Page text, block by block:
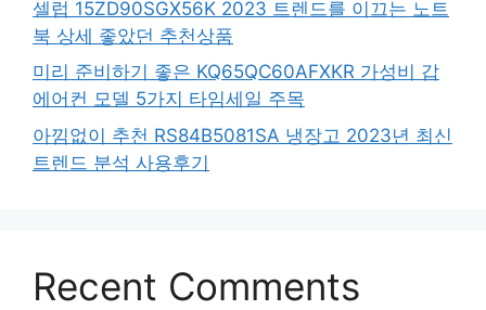
셀럽 15ZD90SGX56K 2023 트렌드를 이끄는 노트
북 상세 좋았던 추천상품
미리 준비하기 좋은 KQ65QC60AFXKR 가성비 갑
에어컨 모델 5가지 타임세일 주목
아낌없이 추천 RS84B5081SA 냉장고 2023년 최신
트렌드 분석 사용후기
Recent Comments